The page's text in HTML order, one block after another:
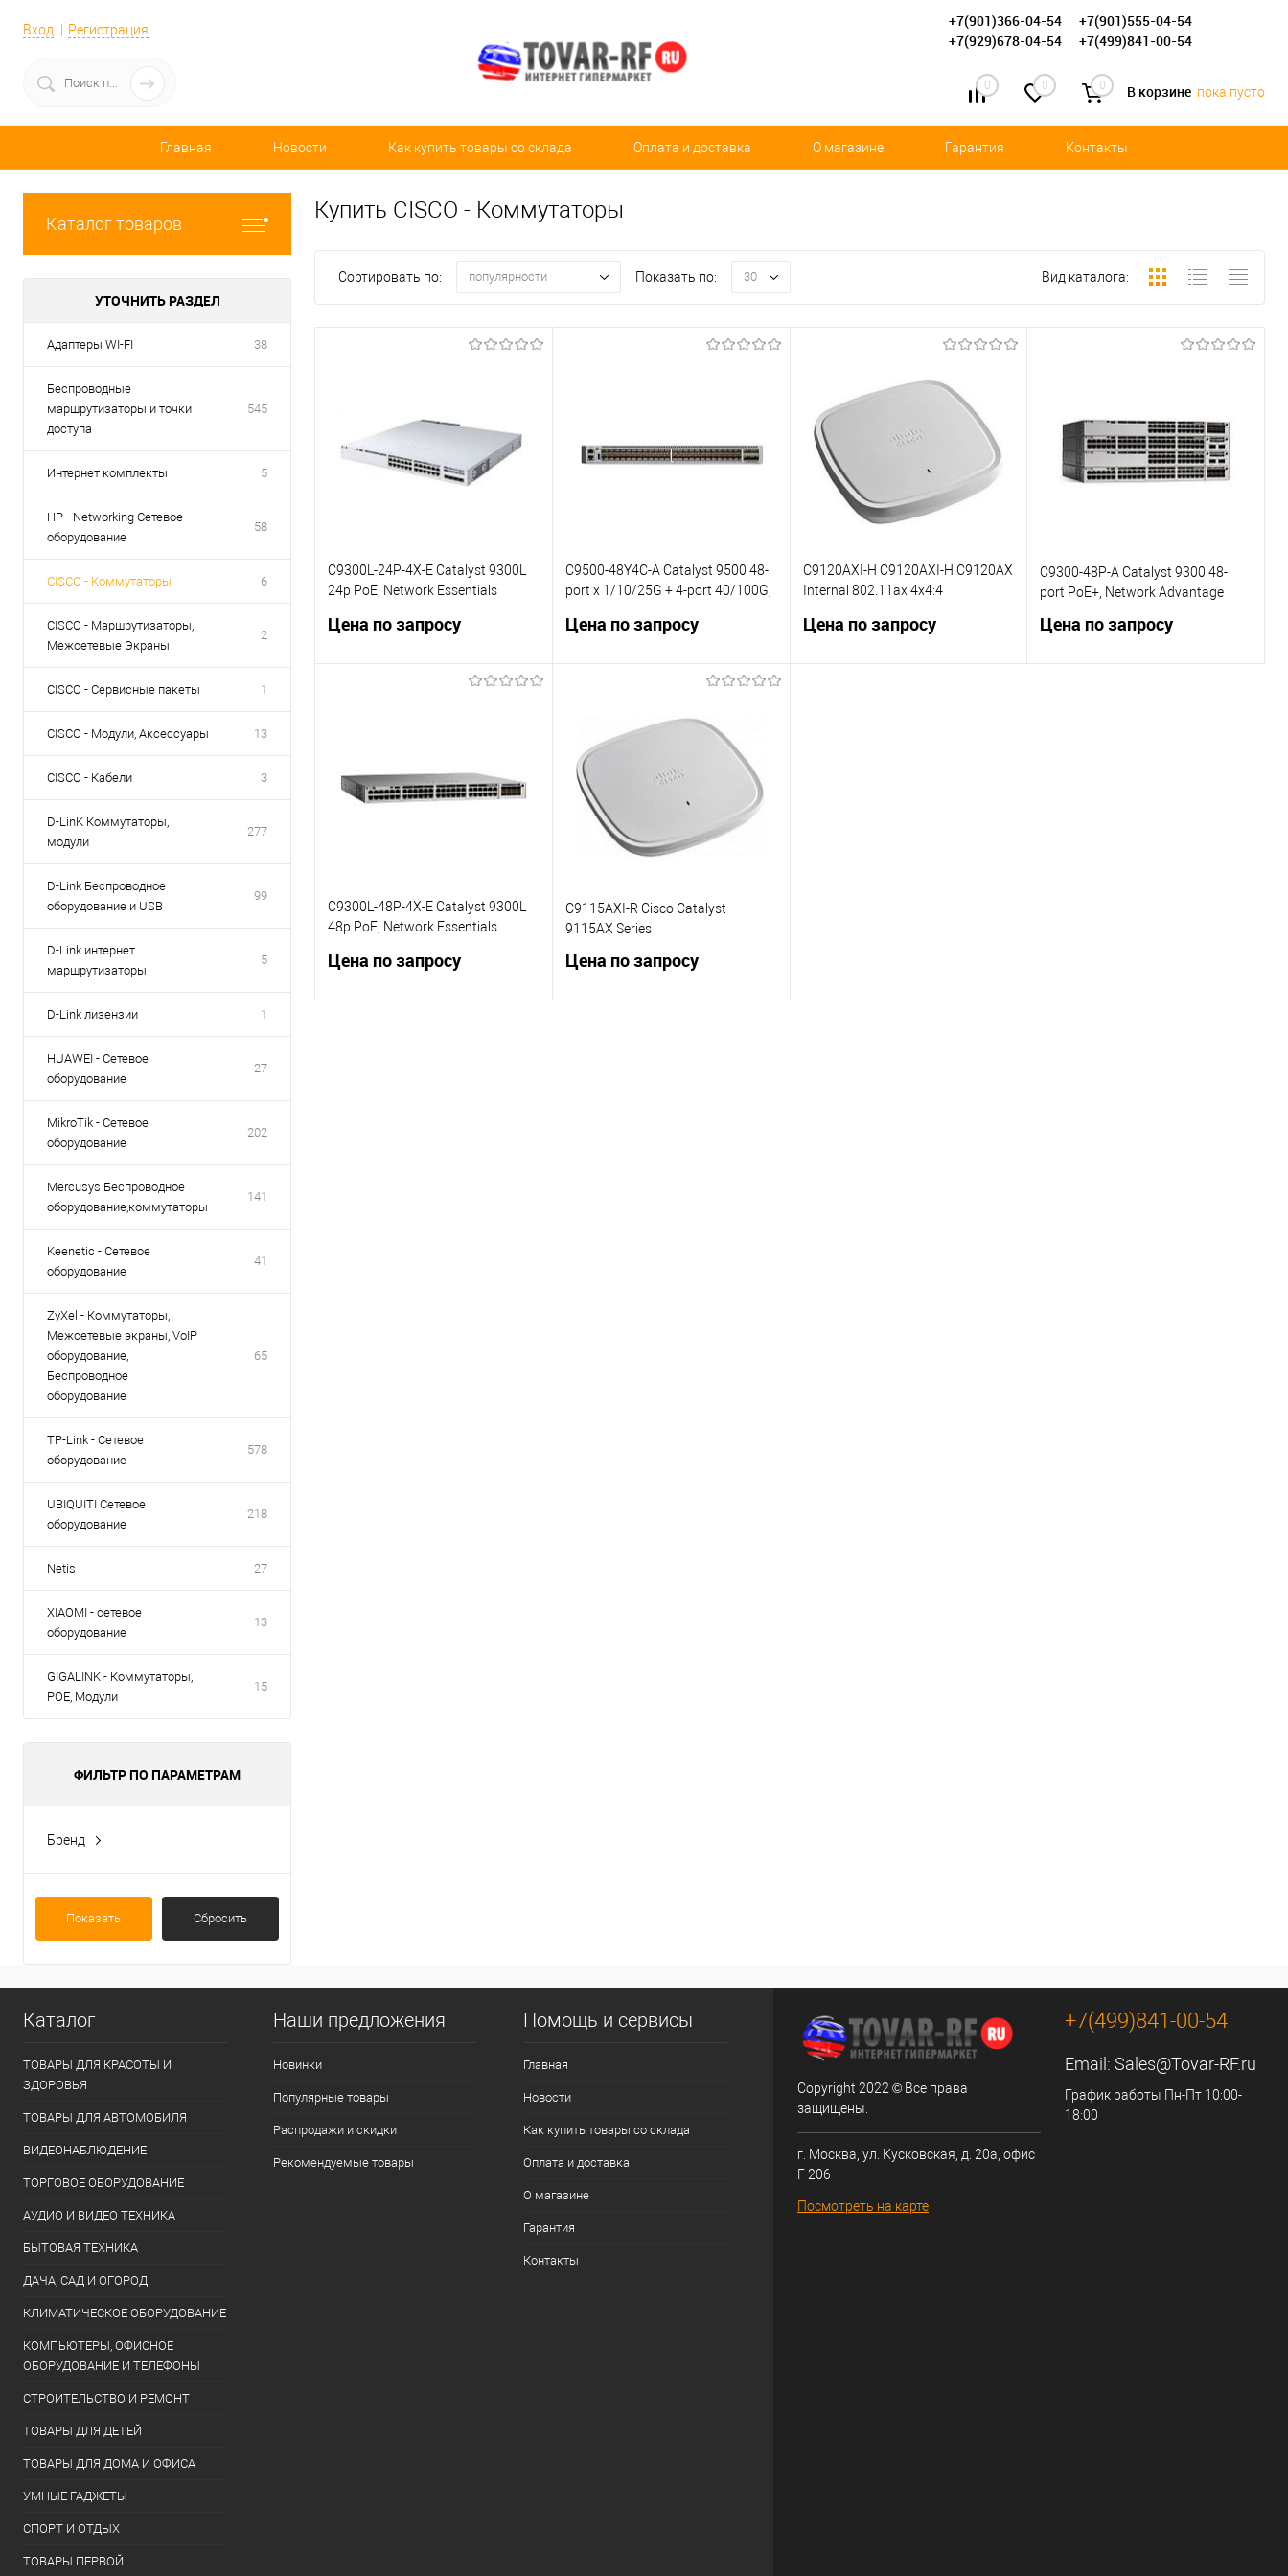
Вход Регистрация +7(901)366-04-54
+7(901)555-04-54
+7(929)678-04-54
+7(499)841-00-54
0 0 0 В корзине пока пусто
Главная Новости Как купить товары со склада Оплата и доставка О магазине Гарантия Контакты
Каталог товаров
УТОЧНИТЬ РАЗДЕЛ
Адаптеры WI-FI 38
Беспроводные
маршрутизаторы и точки
доступа
545
Интернет комплекты 5
HP - Networking Сетевое
оборудование
58
CISCO - Коммутаторы 6
CISCO - Маршрутизаторы,
Межсетевые Экраны
2
CISCO - Сервисные пакеты 1
CISCO - Модули, Аксессуары 13
CISCO - Кабели 3
D-LinK Коммутаторы,
модули
277
D-Link Беспроводное
оборудование и USB
99
D-Link интернет
маршрутизаторы
5
D-Link лизензии 1
HUAWEI - Сетевое
оборудование
27
MikroTik - Сетевое
оборудование
202
Mercusys Беспроводное
оборудование,коммутаторы
141
Keenetic - Сетевое
оборудование
41
ZyXel - Коммутаторы,
Межсетевые экраны, VoIP
оборудование,
Беспроводное
оборудование
65
TP-Link - Сетевое
оборудование
578
UBIQUITI Сетевое
оборудование
218
Netis 27
XIAOMI - сетевое
оборудование
13
GIGALINK - Коммутаторы,
POE, Модули
15
ФИЛЬТР ПО ПАРАМЕТРАМ
Бренд
Показать Сбросить
Купить CISCO - Коммутаторы
Сортировать по: популярности Показать по: 30 Вид каталога:
C9300L-24P-4X-E Catalyst 9300L
24p PoE, Network Essentials
Цена по запросу
В избранное
C9500-48Y4C-A Catalyst 9500 48-
port x 1/10/25G + 4-port 40/100G,
Цена по запросу
Купить в 1 клик
Сравнение
В избранное
C9120AXI-H C9120AXI-H C9120AX
Internal 802.11ax 4x4:4
Цена по запросу
C9300-48P-A Catalyst 9300 48-
port PoE+, Network Advantage
Цена по запросу
C9300L-48P-4X-E Catalyst 9300L
48p PoE, Network Essentials
Цена по запросу
C9115AXI-R Cisco Catalyst
9115AX Series
Цена по запросу
Каталог
ТОВАРЫ ДЛЯ КРАСОТЫ И
ЗДОРОВЬЯ
ТОВАРЫ ДЛЯ АВТОМОБИЛЯ
ВИДЕОНАБЛЮДЕНИЕ
ТОРГОВОЕ ОБОРУДОВАНИЕ
АУДИО И ВИДЕО ТЕХНИКА
БЫТОВАЯ ТЕХНИКА
ДАЧА, САД И ОГОРОД
КЛИМАТИЧЕСКОЕ ОБОРУДОВАНИЕ
КОМПЬЮТЕРЫ, ОФИСНОЕ
ОБОРУДОВАНИЕ И ТЕЛЕФОНЫ
СТРОИТЕЛЬСТВО И РЕМОНТ
ТОВАРЫ ДЛЯ ДЕТЕЙ
ТОВАРЫ ДЛЯ ДОМА И ОФИСА
УМНЫЕ ГАДЖЕТЫ
СПОРТ И ОТДЫХ
ТОВАРЫ ПЕРВОЙ
Наши предложения
Новинки
Популярные товары
Распродажи и скидки
Рекомендуемые товары
Помощь и сервисы
Главная
Новости
Как купить товары со склада
Оплата и доставка
О магазине
Гарантия
Контакты
Copyright 2022 © Все права
защищены.
г. Москва, ул. Кусковская, д. 20а, офис
Г 206
Посмотреть на карте
+7(499)841-00-54
Email: Sales@Tovar-RF.ru
График работы Пн-Пт 10:00-
18:00